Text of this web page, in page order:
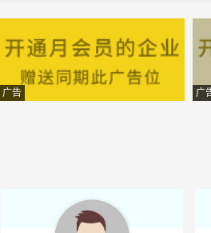
必胜客西昌达达春天店（百胜餐饮（武汉）有限公司） -达达春天一楼
-西昌海门渔村C
-西昌市金色夏
广告 广